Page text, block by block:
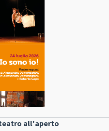
all'aperto